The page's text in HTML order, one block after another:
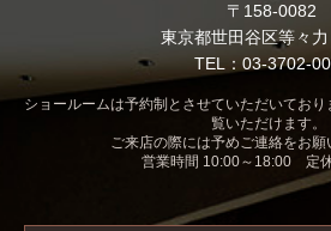
〒158-0082
東京都世田谷区等々
TEL：03-3702-
ショールームは予約制とさせていただいてお
覧いただけます。
ご来店の際には予めご連絡をお願
営業時間 10:00～18:00 定